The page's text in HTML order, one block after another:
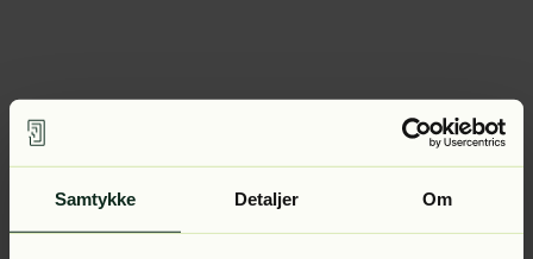
Samtykke Detaljer Om